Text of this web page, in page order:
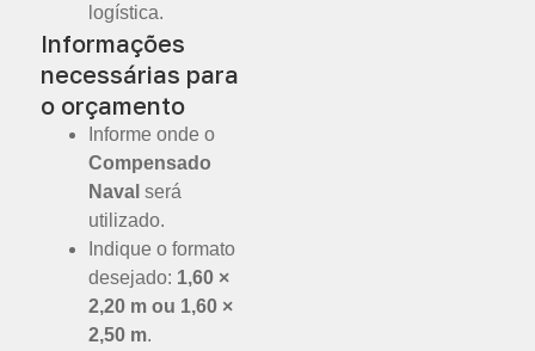
logística.
Informações
necessárias para
o orçamento
Informe onde o
Compensado
Naval será
utilizado.
Indique o formato
desejado: 1,60 ×
2,20 m ou 1,60 ×
2,50 m.